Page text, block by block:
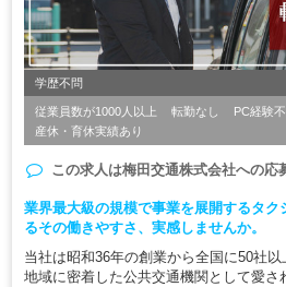
学歴不問
従業員数が1000人以上 転勤なし PC経験
産休・育休実績あり
この求人は梅田交通株式会社への応
業界最大級の規模で事業を展開するタ
るその働きやすさ、実感しませんか。
当社は昭和36年の創業から全国に50社以
地域に密着した公共交通機関として愛さ